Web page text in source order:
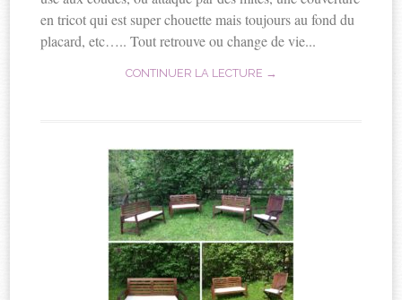
en tricot qui est super chouette mais toujours au fond du
placard, etc….. Tout retrouve ou change de vie...
CONTINUER LA LECTURE →